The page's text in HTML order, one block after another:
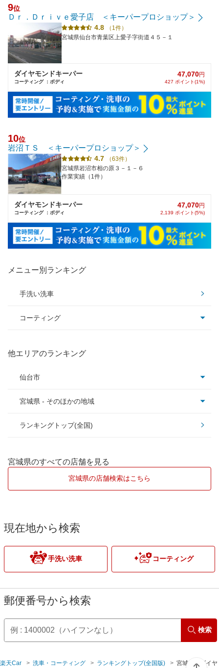
9位
Ｄｒ．Ｄｒｉｖｅ愛子店 ＜キーパープロショップ＞
4.8
（1件）
宮城県仙台市青葉区上愛子字街道４５－１
ダイヤモンドキーパー
コーティング ：ボディ
47,070円
427 ポイント(1%)
10位
岩沼ＴＳ ＜キーパープロショップ＞
4.7
（63件）
宮城県岩沼市相の原３－１－６
作業実績（1件）
ダイヤモンドキーパー
コーティング ：ボディ
47,070円
2,139 ポイント(5%)
メニュー別ランキング
手洗い洗車
コーティング
Wダイヤモンドキーパー
他エリアのランキング
仙台市
仙台市青葉区
仙台市泉区
仙台市宮城野区
仙台市
宮城県 - そのほかの地域
岩沼市
宮城郡
亘理郡
ランキングトップ(全国)
宮城県のすべての店舗を見る
宮城県の店舗検索はこちら
現在地から検索
手洗い洗車 コーティング
郵便番号から検索
検索
楽天Car 洗車・コーティング ランキングトップ(全国版) 宮城県のダイヤ